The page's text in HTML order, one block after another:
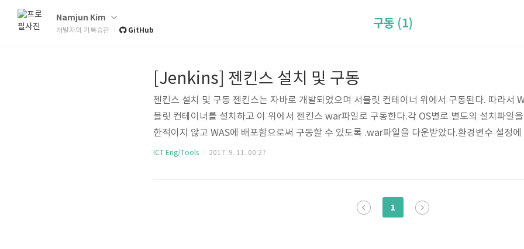
Namjun Kim
개발자의 기록습관 GitHub 구동 (1)
[Jenkins] 젠킨스 설치 및 구동
젠킨스 설치 및 구동 젠킨스는 자바로 개발되었으며 서블릿 컨테이너 위에서 구동된다. 따라
블릿 컨테이너를 설치하고 이 위에서 젠킨스 war파일로 구동한다.각 OS별로 별도의 설치파일
한적이지 않고 WAS에 배포함으로써 구동할 수 있도록 .war파일을 다운받았다.환경변수 설정
니다. JDK 설치 http://www.oracle.com/technetwork/java/javase/downloads/index.html
ICT Eng/Tools 2017. 9. 11. 00:27
1